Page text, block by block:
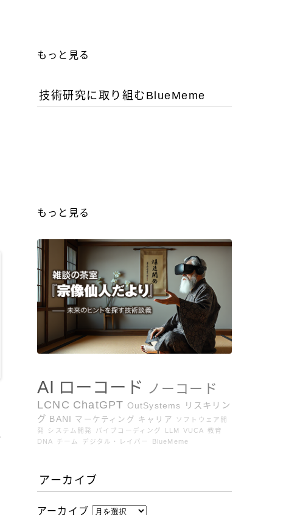
もっと見る
技術研究に取り組むBlueMeme
もっと見る
AI ローコード ノーコード
LCNC ChatGPT OutSystems
リスキリン
グ BANI マーケティング キャリア
ソフトウェア開
発
システム開発 バイブコーディング LLM VUCA
教育
DNA
チーム デジタル・レイバー BlueMeme
アーカイブ
アーカイブ